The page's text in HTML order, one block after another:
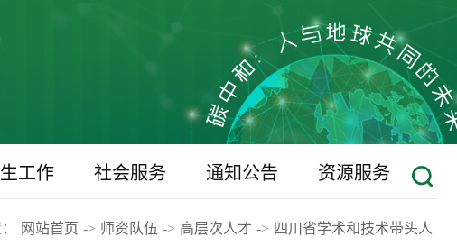
工作 社会服务 通知公告 资源服务
网站首页 -> 师资队伍 -> 高层次人才 -> 四川省学术和技术带头人